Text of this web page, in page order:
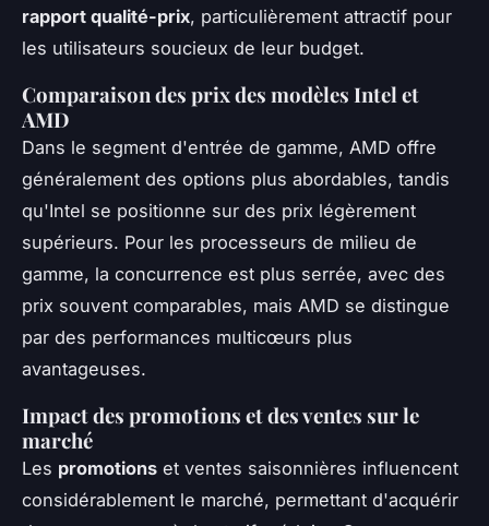
rapport qualité-prix, particulièrement attractif pour
les utilisateurs soucieux de leur budget.
Comparaison des prix des modèles Intel et
AMD
Dans le segment d'entrée de gamme, AMD offre
généralement des options plus abordables, tandis
qu'Intel se positionne sur des prix légèrement
supérieurs. Pour les processeurs de milieu de
gamme, la concurrence est plus serrée, avec des
prix souvent comparables, mais AMD se distingue
par des performances multicœurs plus
avantageuses.
Impact des promotions et des ventes sur le
marché
Les promotions et ventes saisonnières influencent
considérablement le marché, permettant d'acquérir